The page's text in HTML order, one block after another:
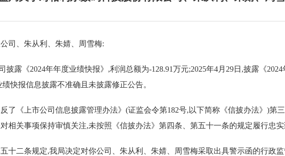
司、朱从利、朱婧、周雪梅:
披露《2024年年度业绩快报》,利润总额为-128.91万元;2025年4月29日,披露《
快报信息披露不准确且未披露修正公告。
了《上市公司信息披露管理办法》(证监会令第182号,以下简称《信披办法》)第
相关事项保持审慎关注,未按照《信披办法》第四条、第五十一条的规定履行忠
十二条规定,我局决定对你公司、朱从利、朱婧、周雪梅采取出具警示函的行政